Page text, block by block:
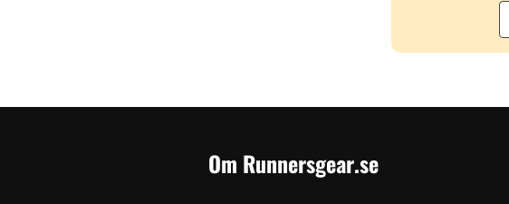
Om Runnersgear.se